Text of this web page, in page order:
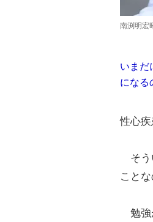
南渕明宏
いまだ
になる
性心疾
そう
ことな
勉強